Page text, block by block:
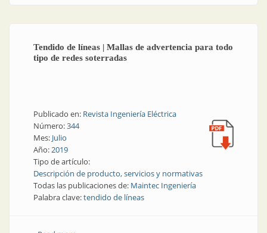
Tendido de líneas | Mallas de advertencia para todo
tipo de redes soterradas
Publicado en: Revista Ingeniería Eléctrica
Número:344
Mes: Julio
Año:2019
Tipo de artículo:
Descripción de producto, servicios y normativas
Todas las publicaciones de: Maintec Ingeniería
Palabra clave:tendido de líneas